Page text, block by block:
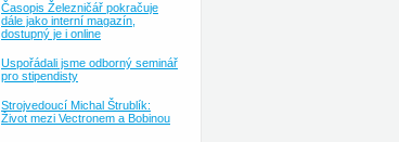
Časopis Železničář pokračuje
dále jako interní magazín,
dostupný je i online
Uspořádali jsme odborný seminář
pro stipendisty
Strojvedoucí Michal Štrublík:
Život mezi Vectronem a Bobinou